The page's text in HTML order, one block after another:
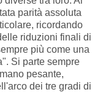
parità assoluta
ricordando
riduzioni finali di
più come una
Si parte sempre
pesante,
dei tre gradi di